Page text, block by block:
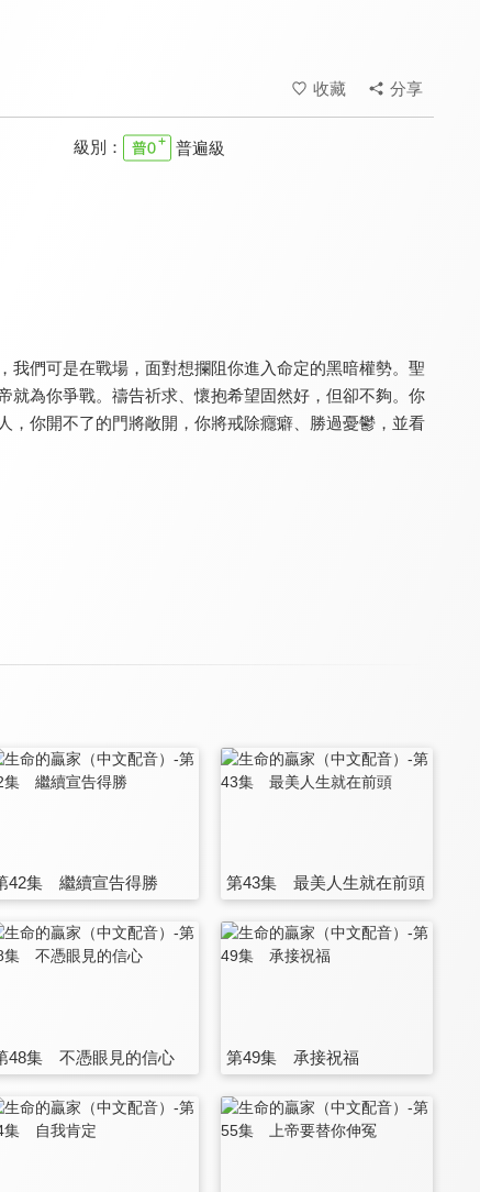
收藏 分享
級別： 普遍級
我們可是在戰場，面對想攔阻你進入命定的黑暗權勢。聖
就為你爭戰。禱告祈求、懷抱希望固然好，但卻不夠。你
，你開不了的門將敞開，你將戒除癮癖、勝過憂鬱，並看
42集 繼續宣告得勝 第43集 最美人生就在前頭
48集 不憑眼見的信心 第49集 承接祝福